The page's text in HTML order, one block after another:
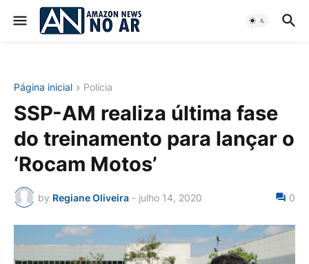
Página inicial Polícia
SSP-AM realiza última fase
do treinamento para lançar o
‘Rocam Motos’
by Regiane Oliveira - julho 14, 2020 0